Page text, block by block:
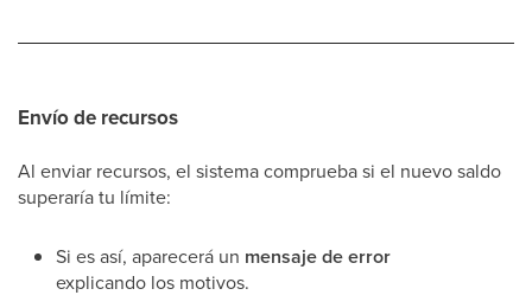
Envío de recursos
Al enviar recursos, el sistema comprueba si el nuevo saldo
superaría tu límite:
Si es así, aparecerá un mensaje de error
explicando los motivos.